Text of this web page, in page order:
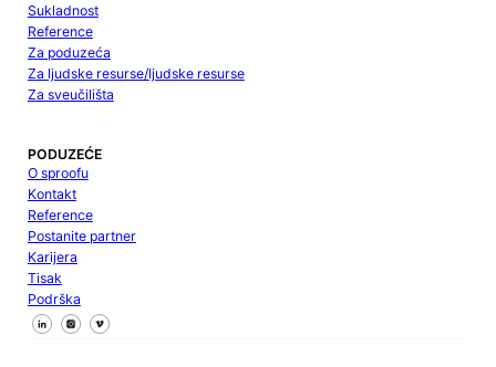
Sukladnost
Reference
Za poduzeća
Za ljudske resurse/ljudske resurse
Za sveučilišta
PODUZEĆE
O sproofu
Kontakt
Reference
Postanite partner
Karijera
Tisak
Podrška
Pratite nas na Facebooku
Pratite nas na X
Pratite nas na LinkedInu